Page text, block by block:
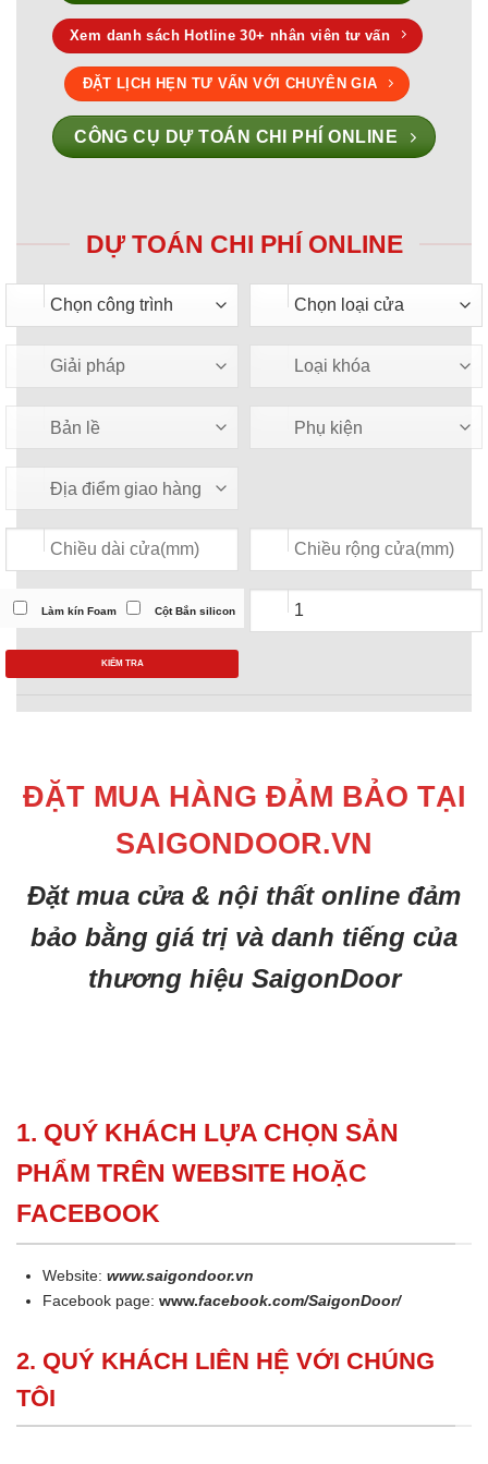
Xem danh sách Hotline 30+ nhân viên tư vấn
ĐẶT LỊCH HẸN TƯ VẤN VỚI CHUYÊN GIA
CÔNG CỤ DỰ TOÁN CHI PHÍ ONLINE
DỰ TOÁN CHI PHÍ ONLINE
Làm kín Foam Cột Bắn silicon
KIỂM TRA
ĐẶT MUA HÀNG ĐẢM BẢO TẠI
SAIGONDOOR.VN
Đặt mua cửa & nội thất online đảm
bảo bằng giá trị và danh tiếng của
thương hiệu SaigonDoor
1. QUÝ KHÁCH LỰA CHỌN SẢN
PHẨM TRÊN WEBSITE HOẶC
FACEBOOK
Website:www.saigondoor.vn
Facebook page:www.facebook.com/SaigonDoor/
2. QUÝ KHÁCH LIÊN HỆ VỚI CHÚNG
TÔI